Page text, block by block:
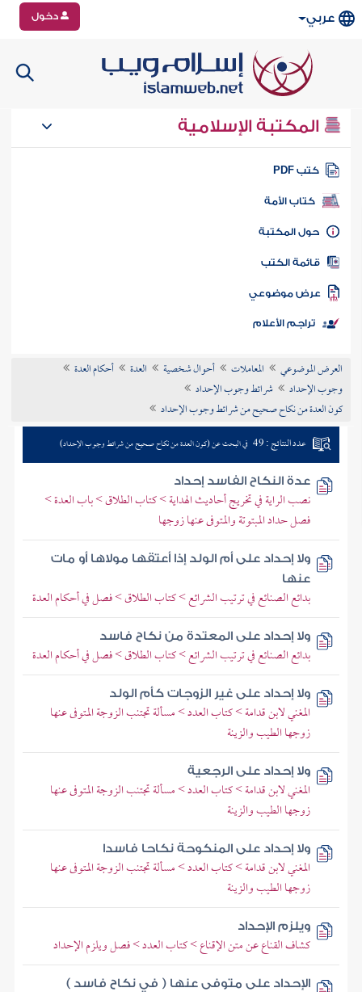
عربي دخول
المكتبة الإسلامية
كتب PDF
كتاب الأمة
المكتبة
الكتب
موضوعي
تراجم الأعلام
العرض الموضوعي المعاملات أحوال شخصية العدة
أحكام العدة
وجوب الإحداد
شرائط وجوب الإحداد
كون العدة من نكاح صحيح من شرائط وجوب الإحداد
عدد النتائج : 49 في البحث عن (كون العدة من نكاح صحيح من شرائط وجوب الإحداد)
عدة النكاح الفاسد إحداد
نصب الراية في تخريج أحاديث الهداية > كتاب الطلاق > باب العدة >
فصل حداد المبتوتة والمتوفى عنها زوجها
ولا إحداد على أم الولد إذا أعتقها مولاها أو مات
عنها
بدائع الصنائع في ترتيب الشرائع > كتاب الطلاق > فصل في أحكام العدة
ولا إحداد على المعتدة من نكاح فاسد
بدائع الصنائع في ترتيب الشرائع > كتاب الطلاق > فصل في أحكام العدة
ولا إحداد على غير الزوجات كأم الولد
المغني لابن قدامة > كتاب العدد > مسألة تجتنب الزوجة المتوفى عنها
زوجها الطيب والزينة
ولا إحداد على الرجعية
المغني لابن قدامة > كتاب العدد > مسألة تجتنب الزوجة المتوفى عنها
زوجها الطيب والزينة
ولا إحداد على المنكوحة نكاحا فاسدا
المغني لابن قدامة > كتاب العدد > مسألة تجتنب الزوجة المتوفى عنها
زوجها الطيب والزينة
ويلزم الإحداد
كشاف القناع عن متن الإقناع > كتاب العدد > فصل ويلزم الإحداد
الإحداد على متوفى عنها ( في نكاح فاسد )